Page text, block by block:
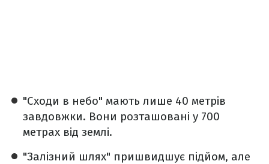
"Сходи в небо" мають лише 40 метрів
завдовжки. Вони розташовані у 700
метрах від землі.
"Залізний шлях" пришвидшує підйом, але